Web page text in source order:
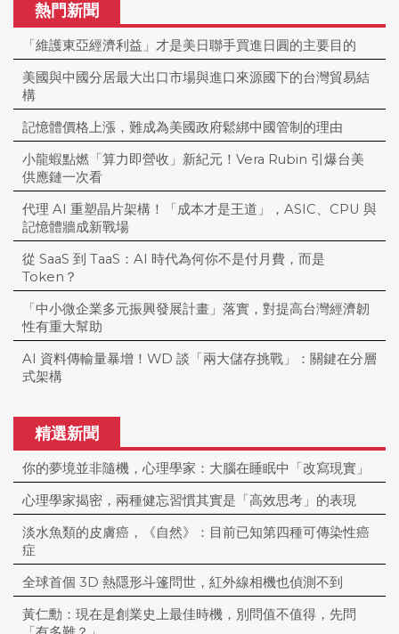
熱門新聞
「維護東亞經濟利益」才是美日聯手買進日圓的主要目的
美國與中國分居最大出口市場與進口來源國下的台灣貿易結
構
記憶體價格上漲，難成為美國政府鬆綁中國管制的理由
小龍蝦點燃「算力即營收」新紀元！Vera Rubin 引爆台美
供應鏈一次看
代理 AI 重塑晶片架構！「成本才是王道」，ASIC、CPU 與
記憶體牆成新戰場
從 SaaS 到 TaaS：AI 時代為何你不是付月費，而是
Token？
「中小微企業多元振興發展計畫」落實，對提高台灣經濟韌
性有重大幫助
AI 資料傳輸量暴增！WD 談「兩大儲存挑戰」：關鍵在分層
式架構
精選新聞
你的夢境並非隨機，心理學家：大腦在睡眠中「改寫現實」
心理學家揭密，兩種健忘習慣其實是「高效思考」的表現
淡水魚類的皮膚癌，《自然》：目前已知第四種可傳染性癌
症
全球首個 3D 熱隱形斗篷問世，紅外線相機也偵測不到
黃仁勳：現在是創業史上最佳時機，別問值不值得，先問